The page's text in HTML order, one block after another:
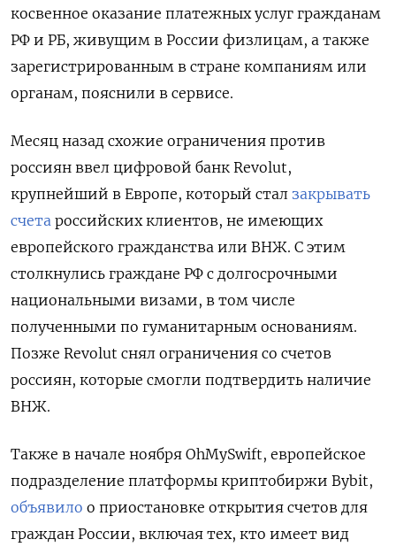
косвенное оказание платежных услуг гражданам
РФ и РБ, живущим в России физлицам, а также
зарегистрированным в стране компаниям или
органам, пояснили в сервисе.
Месяц назад схожие ограничения против
россиян ввел цифровой банк Revolut,
крупнейший в Европе, который стал закрывать
счета российских клиентов, не имеющих
европейского гражданства или ВНЖ. С этим
столкнулись граждане РФ с долгосрочными
национальными визами, в том числе
полученными по гуманитарным основаниям.
Позже Revolut снял ограничения со счетов
россиян, которые смогли подтвердить наличие
ВНЖ.
Также в начале ноября OhMySwift, европейское
подразделение платформы криптобиржи Bybit,
объявило о приостановке открытия счетов для
граждан России, включая тех, кто имеет вид